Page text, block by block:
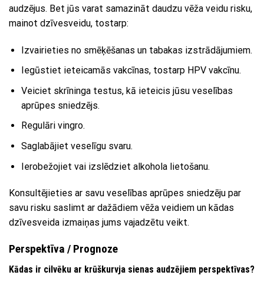
audzējus. Bet jūs varat samazināt daudzu vēža veidu risku,
mainot dzīvesveidu, tostarp:
Izvairieties no smēķēšanas un tabakas izstrādājumiem.
Iegūstiet ieteicamās vakcīnas, tostarp HPV vakcīnu.
Veiciet skrīninga testus, kā ieteicis jūsu veselības
aprūpes sniedzējs.
Regulāri vingro.
Saglabājiet veselīgu svaru.
Ierobežojiet vai izslēdziet alkohola lietošanu.
Konsultējieties ar savu veselības aprūpes sniedzēju par
savu risku saslimt ar dažādiem vēža veidiem un kādas
dzīvesveida izmaiņas jums vajadzētu veikt.
Perspektīva / Prognoze
Kādas ir cilvēku ar krūškurvja sienas audzējiem perspektīvas?